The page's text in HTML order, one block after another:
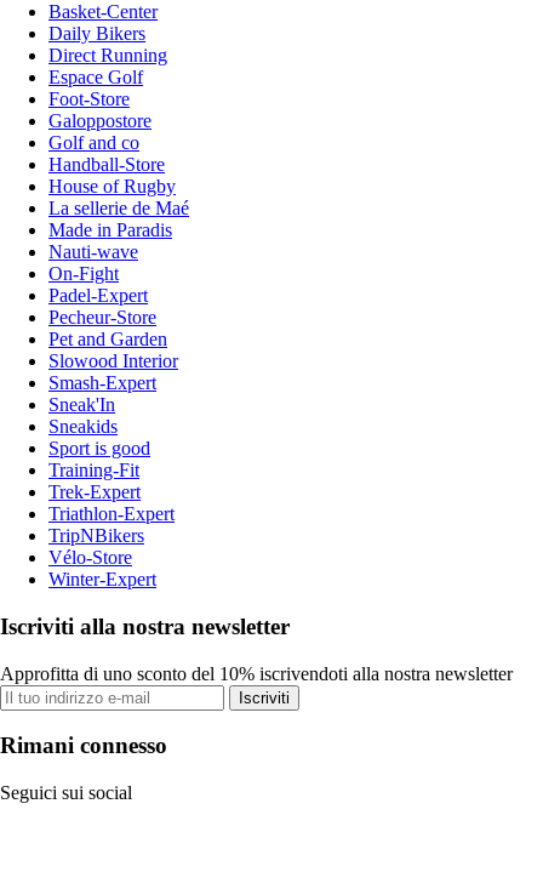
Basket-Center
Daily Bikers
Direct Running
Espace Golf
Foot-Store
Galoppostore
Golf and co
Handball-Store
House of Rugby
La sellerie de Maé
Made in Paradis
Nauti-wave
On-Fight
Padel-Expert
Pecheur-Store
Pet and Garden
Slowood Interior
Smash-Expert
Sneak'In
Sneakids
Sport is good
Training-Fit
Trek-Expert
Triathlon-Expert
TripNBikers
Vélo-Store
Winter-Expert
Iscriviti alla nostra newsletter
Approfitta di uno sconto del 10% iscrivendoti alla nostra newsletter
Iscriviti
Rimani connesso
Seguici sui social